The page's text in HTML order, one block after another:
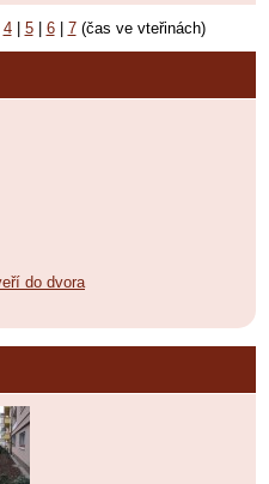
4| 5| 6| 7(čas ve vteřinách)
do dvora